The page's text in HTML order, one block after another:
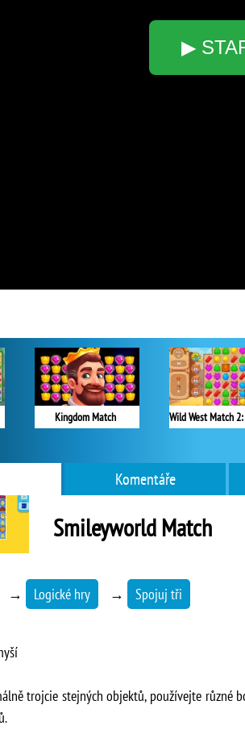
▶
Kingdom Match
Komentáře
Smileyworld Match
→ Logické hry → Spojuj tři
trojcie stejných objektů, používejte různé